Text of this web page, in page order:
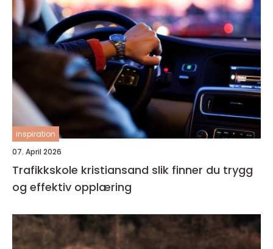
inspiration
07. April 2026
Trafikkskole kristiansand slik finner du trygg
og effektiv opplæring